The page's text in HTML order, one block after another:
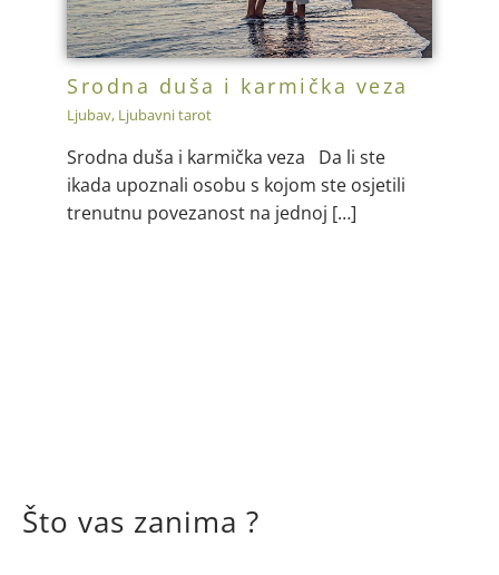
Srodna duša i karmička veza
Ljubav, Ljubavni tarot
Srodna duša i karmička veza Da li ste
ikada upoznali osobu s kojom ste osjetili
trenutnu povezanost na jednoj […]
Što vas zanima ?